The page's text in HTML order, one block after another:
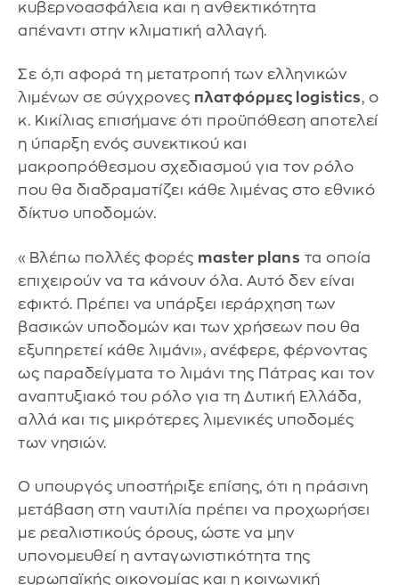
κυβερνοασφάλεια και η ανθεκτικότητα
απέναντι στην κλιματική αλλαγή.
Σε ό,τι αφορά τη μετατροπή των ελληνικών
λιμένων σε σύγχρονες πλατφόρμες logistics, ο
κ. Κικίλιας επισήμανε ότι προϋπόθεση αποτελεί
η ύπαρξη ενός συνεκτικού και
μακροπρόθεσμου σχεδιασμού για τον ρόλο
που θα διαδραματίζει κάθε λιμένας στο εθνικό
δίκτυο υποδομών.
«Βλέπω πολλές φορές master plans τα οποία
επιχειρούν να τα κάνουν όλα. Αυτό δεν είναι
εφικτό. Πρέπει να υπάρξει ιεράρχηση των
βασικών υποδομών και των χρήσεων που θα
εξυπηρετεί κάθε λιμάνι», ανέφερε, φέρνοντας
ως παραδείγματα το λιμάνι της Πάτρας και τον
αναπτυξιακό του ρόλο για τη Δυτική Ελλάδα,
αλλά και τις μικρότερες λιμενικές υποδομές
των νησιών.
Ο υπουργός υποστήριξε επίσης, ότι η πράσινη
μετάβαση στη ναυτιλία πρέπει να προχωρήσει
με ρεαλιστικούς όρους, ώστε να μην
υπονομευθεί η ανταγωνιστικότητα της
ευρωπαϊκής οικονομίας και η κοινωνική